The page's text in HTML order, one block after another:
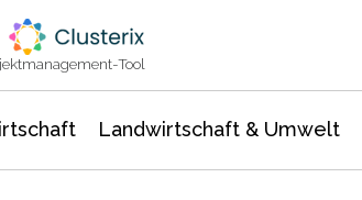
Tool
Landwirtschaft & Umwelt